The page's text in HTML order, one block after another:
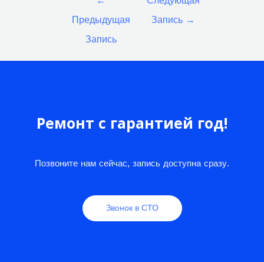
Предыдущая
Запись
Запись →
Ремонт с гарантией год!
Позвоните нам сейчас, запись доступна сразу.
Звонок в СТО